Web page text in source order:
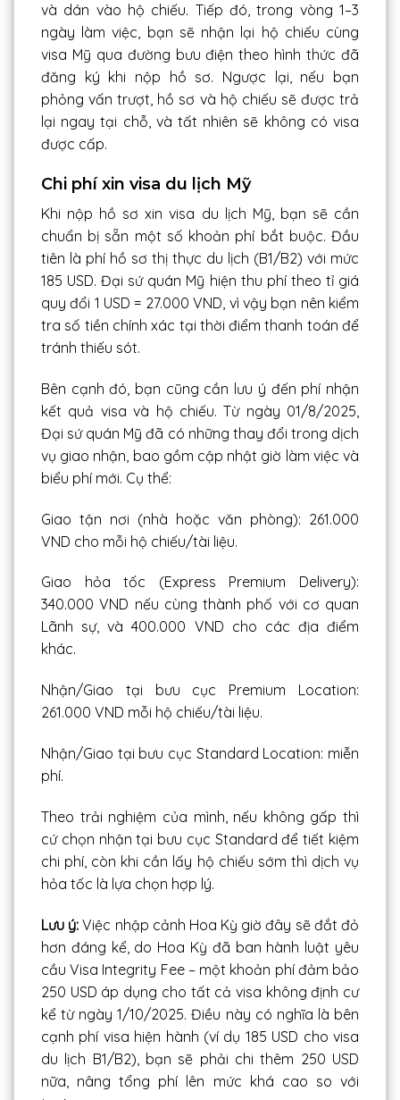
và dán vào hộ chiếu. Tiếp đó, trong vòng 1–3
ngày làm việc, bạn sẽ nhận lại hộ chiếu cùng
visa Mỹ qua đường bưu điện theo hình thức đã
đăng ký khi nộp hồ sơ. Ngược lại, nếu bạn
phỏng vấn trượt, hồ sơ và hộ chiếu sẽ được trả
lại ngay tại chỗ, và tất nhiên sẽ không có visa
được cấp.
Chi phí xin visa du lịch Mỹ
Khi nộp hồ sơ xin visa du lịch Mỹ, bạn sẽ cần
chuẩn bị sẵn một số khoản phí bắt buộc. Đầu
tiên là phí hồ sơ thị thực du lịch (B1/B2) với mức
185 USD. Đại sứ quán Mỹ hiện thu phí theo tỉ giá
quy đổi 1 USD = 27.000 VND, vì vậy bạn nên kiểm
tra số tiền chính xác tại thời điểm thanh toán để
tránh thiếu sót.
Bên cạnh đó, bạn cũng cần lưu ý đến phí nhận
kết quả visa và hộ chiếu. Từ ngày 01/8/2025,
Đại sứ quán Mỹ đã có những thay đổi trong dịch
vụ giao nhận, bao gồm cập nhật giờ làm việc và
biểu phí mới. Cụ thể:
Giao tận nơi (nhà hoặc văn phòng): 261.000
VND cho mỗi hộ chiếu/tài liệu.
Giao hỏa tốc (Express Premium Delivery):
340.000 VND nếu cùng thành phố với cơ quan
Lãnh sự, và 400.000 VND cho các địa điểm
khác.
Nhận/Giao tại bưu cục Premium Location:
261.000 VND mỗi hộ chiếu/tài liệu.
Nhận/Giao tại bưu cục Standard Location: miễn
phí.
Theo trải nghiệm của mình, nếu không gấp thì
cứ chọn nhận tại bưu cục Standard để tiết kiệm
chi phí, còn khi cần lấy hộ chiếu sớm thì dịch vụ
hỏa tốc là lựa chọn hợp lý.
Lưu ý: Việc nhập cảnh Hoa Kỳ giờ đây sẽ đắt đỏ
hơn đáng kể, do Hoa Kỳ đã ban hành luật yêu
cầu Visa Integrity Fee – một khoản phí đảm bảo
250 USD áp dụng cho tất cả visa không định cư
kể từ ngày 1/10/2025. Điều này có nghĩa là bên
cạnh phí visa hiện hành (ví dụ 185 USD cho visa
du lịch B1/B2), bạn sẽ phải chi thêm 250 USD
nữa, nâng tổng phí lên mức khá cao so với